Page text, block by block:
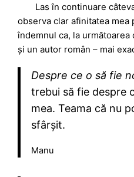
Las în continuare
observa clar afinitatea mea
îndemnul ca, la următoarea
și un autor român – mai
Despre ce o să fie
trebui să fie despre
mea. Teama că nu
sfârșit.
Manu